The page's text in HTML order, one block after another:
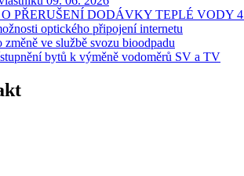
PŘERUŠENÍ DODÁVKY TEPLÉ VODY
optického připojení internetu
ve službě svozu bioodpadu
bytů k výměně vodoměrů SV a TV